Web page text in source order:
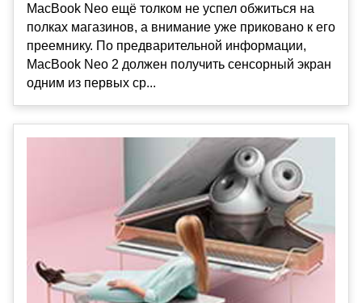
MacBook Neo ещё толком не успел обжиться на
полках магазинов, а внимание уже приковано к его
преемнику. По предварительной информации,
MacBook Neo 2 должен получить сенсорный экран
одним из первых ср...